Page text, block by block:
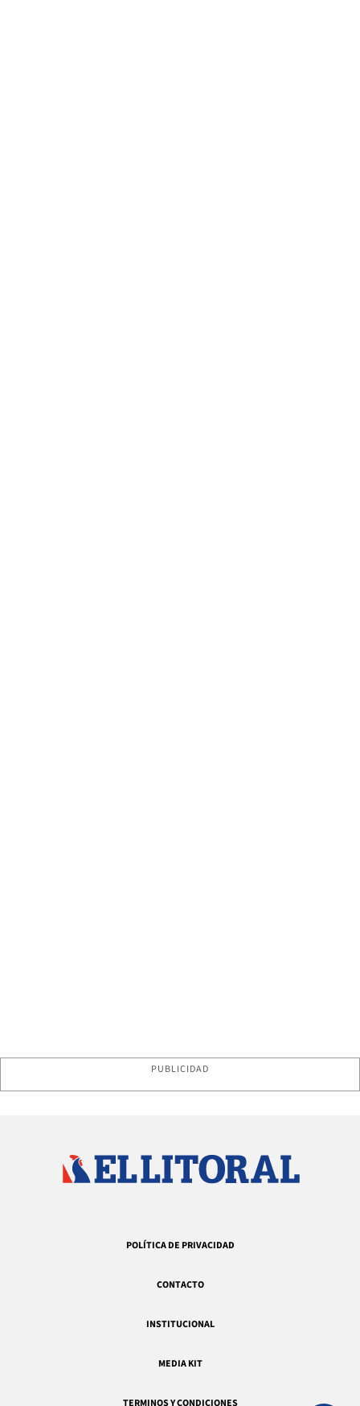
PUBLICIDAD
POLÍTICA DE PRIVACIDAD
CONTACTO
INSTITUCIONAL
MEDIA KIT